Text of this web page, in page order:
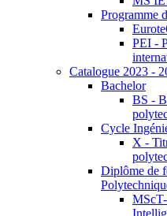
Programme
PEI -
Catalogue 2023 -
Bachelor
BS -
Cycle
X -
Diplôme de